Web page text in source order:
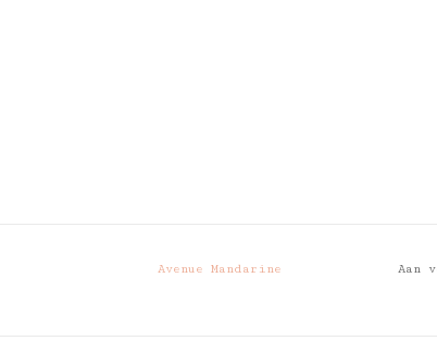
Avenue Mandarine Aan